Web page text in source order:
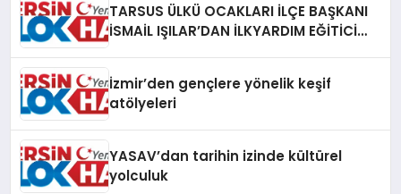
TARSUS ÜLKÜ OCAKLARI İLÇE BAŞKANI
İSMAİL IŞILAR’DAN İLKYARDIM EĞİTİCİ
İzmir’den gençlere yönelik keşif
atölyeleri
YASAV’dan tarihin izinde kültürel
yolculuk